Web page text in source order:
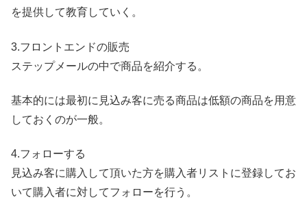
を提供して教育していく。
3.フロントエンドの販売
ステップメールの中で商品を紹介する。
基本的には最初に見込み客に売る商品は低額の商品を用意
しておくのが一般。
4.フォローする
見込み客に購入して頂いた方を購入者リストに登録してお
いて購入者に対してフォローを行う。